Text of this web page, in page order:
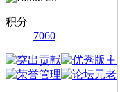
积分
7060